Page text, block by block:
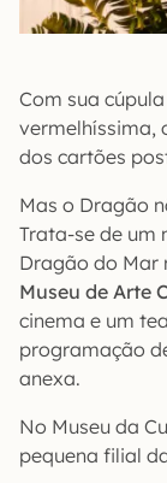
Com sua
vermelhíssima,
dos cartões
Mas o Dragão
Trata-se de um
Dragão do Mar
Museu de Arte
cinema e um
programação
anexa.
No Museu da
pequena filial